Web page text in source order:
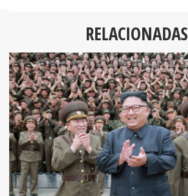
RELACIONADAS